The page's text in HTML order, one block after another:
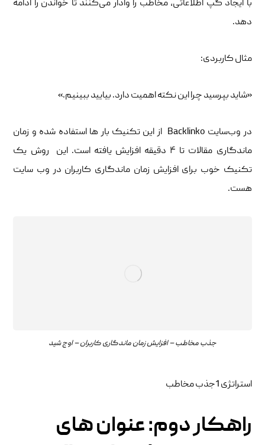
با ایجاد گپ اطلاعاتی، مخاطب را وادار می‌کنند تا خواندن را ادامه
دهد.
مثال کاربردی:
«شاید بپرسید چرا این نکته اهمیت دارد. بیایید ببینیم.»
در وب‌سایت Backlinko از این تکنیک بار ها استفاده شده و زمان
ماندگاری مقالات تا ۴ دقیقه افزایش یافته است. این روش یک
تکنیک خوب برای افزایش زمان ماندگاری کاربران در وب سایت
هست.
جذب مخاطب – افزایش زمان ماندگاری کاربران – اوج شید
استراتژی 1جذب مخاطب
راهکار دوم: عنوان ‌های